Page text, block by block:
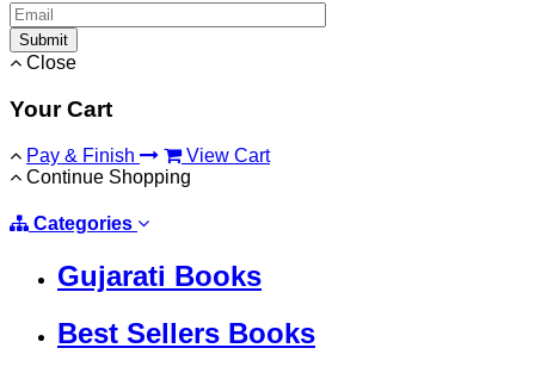
Submit
Close
Your Cart
Pay & Finish
View Cart
Continue Shopping
Categories
Gujarati Books
Best Sellers Books